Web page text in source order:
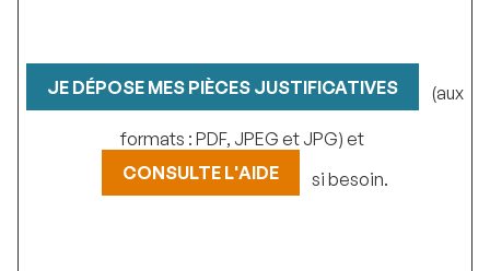
JE DÉPOSE MES PIÈCES JUSTIFICATIVES (aux
formats : PDF, JPEG et JPG) et
CONSULTE L'AIDE
si besoin.